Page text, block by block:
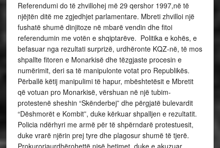
Referendumi do të zhvillohej më 29 qershor 1997,në të
njëjtën ditë me zgjedhjet parlamentare. Mbreti zhvilloi një
fushatë shumë dinjitoze në mbarë vendin dhe fitoi
referendumin me votën e shqiptarëve. Politika e kohës, e
befasuar nga rezultati surprizë, urdhëronte KQZ-në, të mos
shpallte fitoren e Monarkisë dhe tëzgjaste procesin e
numërimit, deri sa të manipulonte votat pro Republikës.
Përballë këtij manipulimi të hapur, mbështetësit e Mbretit
që votuan pro Monarkisë, vërshuan në një tubim-
protestenë sheshin “Skënderbej” dhe përgjatë bulevardit
“Dëshmorët e Kombit”, duke kërkuar shpalljen e rezultatit.
Policia ndërhyri me armë për të shpërndarë protestuesit,
duke vrarë njërin prej tyre dhe plagosur shumë të tjerë.